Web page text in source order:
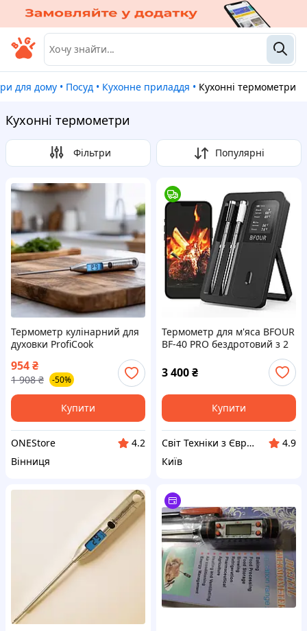
для дому • Посуд • Кухонне приладдя • Кухонні термометри
Кухонні термометри
Фільтри Популярні
Термометр кулінарний для
духовки ProfiCook
градусник для рідини,
Цифровий термометр для
м'яса, TFF
954₴
1 908 ₴ -50%
Купити
ONEStore
4.2
Вінниця
Термометр для м'яса BFOUR
BF-40 PRO бездротовий з 2
чорний, Amazon
3 400₴
Купити
Свiт Технiки з Європи
4.9
Київ